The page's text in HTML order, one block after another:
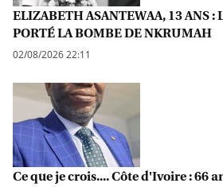
ELIZABETH ASANTEWAA, 13 ANS :
PORTÉ LA BOMBE DE NKRUMAH
02/08/2026 22:11
Ce que je crois.... Côte d'Ivoire : 66